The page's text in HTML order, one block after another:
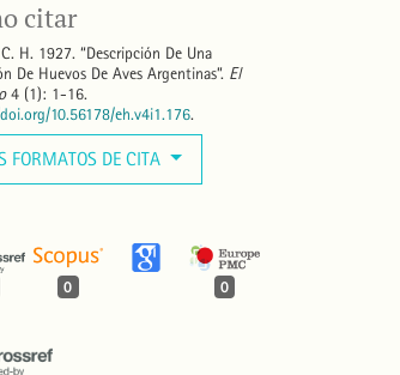
citar
H. 1927. “Descripción De Una
De Huevos De Aves Argentinas”. El
4 (1): 1-16.
10.56178/eh.v4i1.176.
FORMATOS DE CITA
0 0